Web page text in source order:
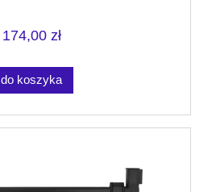
174,00 zł
do koszyka